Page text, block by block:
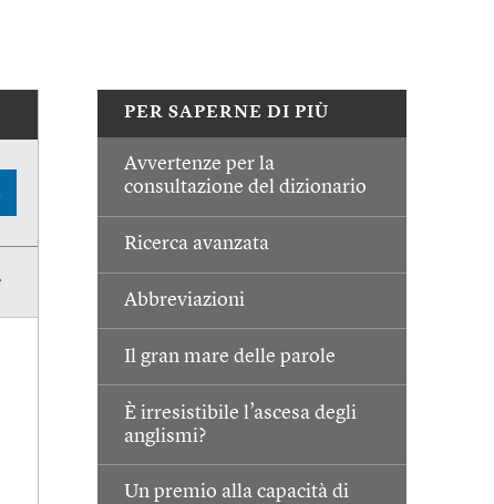
PER SAPERNE DI PIÙ
Avvertenze per la
consultazione del dizionario
Ricerca avanzata
Abbreviazioni
Il gran mare delle parole
È irresistibile l’ascesa degli
anglismi?
Un premio alla capacità di